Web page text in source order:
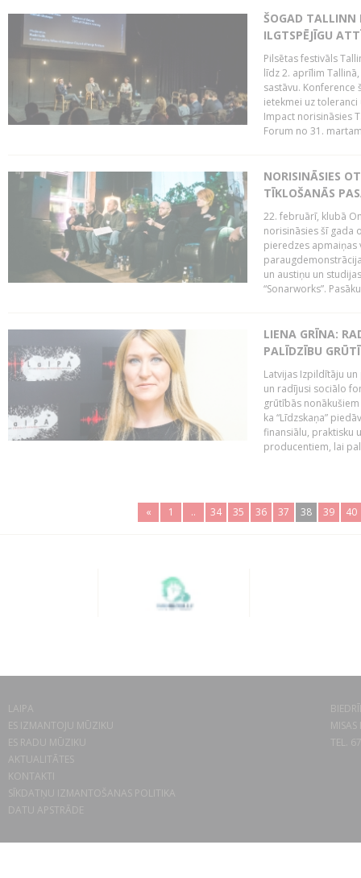
ŠOGAD TALLINN
ILGTSPĒJĪGU
Pilsētas festivāls
līdz 2. aprīlim
sastāvu.
ietekmei uz
Impact norisināsies
Forum no 31.
NORISINĀSIES
TĪKLOŠANĀS
22. februārī, klubā
norisināsies šī gada
pieredzes apmaiņas
un austiņu un
“Sonarworks”.
LIENA GRĪNA:
PALĪDZĪBU
Latvijas Izpildītāju
un radījusi sociālo
grūtībās
ka “Līdzskaņa”
finansiālu, praktisku
producentiem, lai
« 1 .. 34 35 36 37 38 39 40
LAIPA
ES IZMANTOJU MŪZIKU
ES RADU MŪZIKU
AKTUALITĀTES
KONTAKTI
SĪKDATŅU IZMANTOŠANAS POLITIKA
DATU APSTRĀDE
TEL.